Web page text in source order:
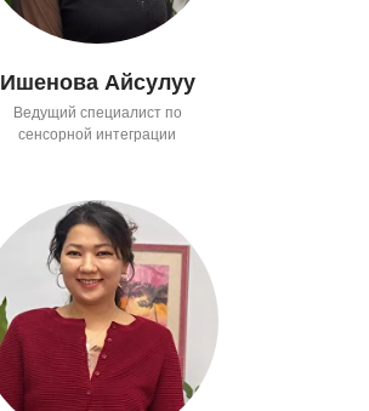
Ишенова Айсулуу
Ведущий специалист по
сенсорной интеграции